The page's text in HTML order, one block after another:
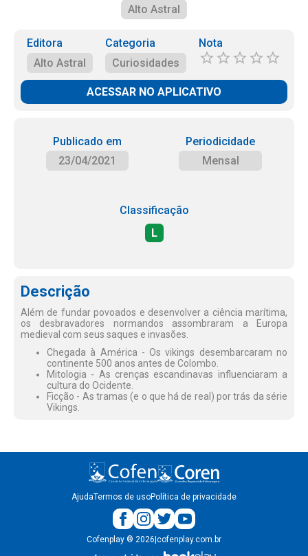
Alto Astral
Editora
Alto Astral
Categoria
Curiosidades
Nota
ACESSAR NO APLICATIVO
Publicado em
23/04/2021
Periodicidade
Mensal
Classificação
L
Descrição
Além de fundar povoados e desenvolver a ciência marítima,
os desbravadores normandos assombraram a Europa
medieval com seus saques e invasões.
Chegada à América - Os vikings desembarcaram no
continente 500 anos antes de Colombo.
Mitologia - As crenças escandinavas influenciaram a
cultura do Ocidente.
Ficção - As tramas (e o que há de real) por trás da série
Vikings.
AjudaTermos de usoPolítica de privacidade
Cofenplay ® 2026 cofenplay.com.br